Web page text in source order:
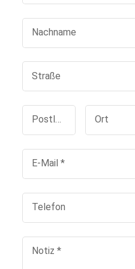
Nachname
Straße
Postleitzahl Ort
E-Mail *
Telefon
Notiz *